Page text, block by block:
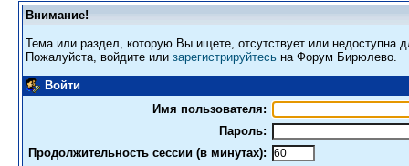
Внимание!
Тема или раздел, которую Вы ищете, отсутствует или недоступна
Пожалуйста, войдите или зарегистрируйтесь на Форум Бирюлево.
Войти
Имя пользователя:
Пароль:
Продолжительность сессии (в минутах):